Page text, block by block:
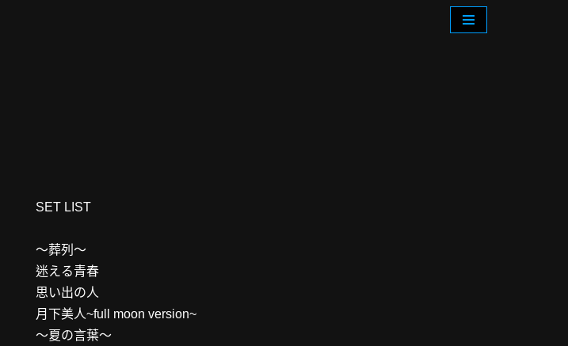
SET LIST
～葬列～
迷える青春
思い出の人
月下美人~full moon version~
～夏の言葉～